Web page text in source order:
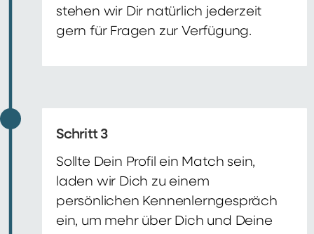
stehen wir Dir natürlich jederzeit
gern für Fragen zur Verfügung.
Schritt 3
Sollte Dein Profil ein Match sein,
laden wir Dich zu einem
persönlichen Kennenlerngespräch
ein, um mehr über Dich und Deine